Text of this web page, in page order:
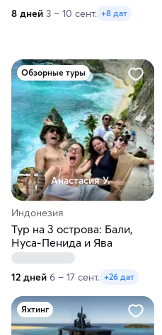
8 дней 3 – 10 сент. +8 дат
Обзорные туры
Анастасия У.
Индонезия
Тур на 3 острова: Бали,
Нуса-Пенида и Ява
12 дней 6 – 17 сент. +26 дат
Яхтинг